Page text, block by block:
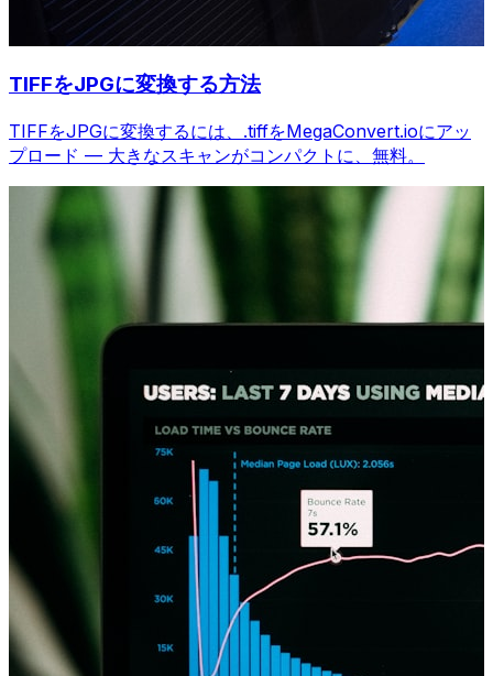
TIFFをJPGに変換する方法
TIFFをJPGに変換するには、.tiffをMegaConvert.ioにアッ
プロード — 大きなスキャンがコンパクトに、無料。